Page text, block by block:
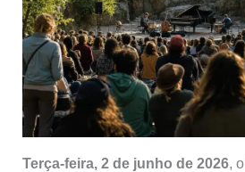
Terça-feira, 2 de junho de 2026, o